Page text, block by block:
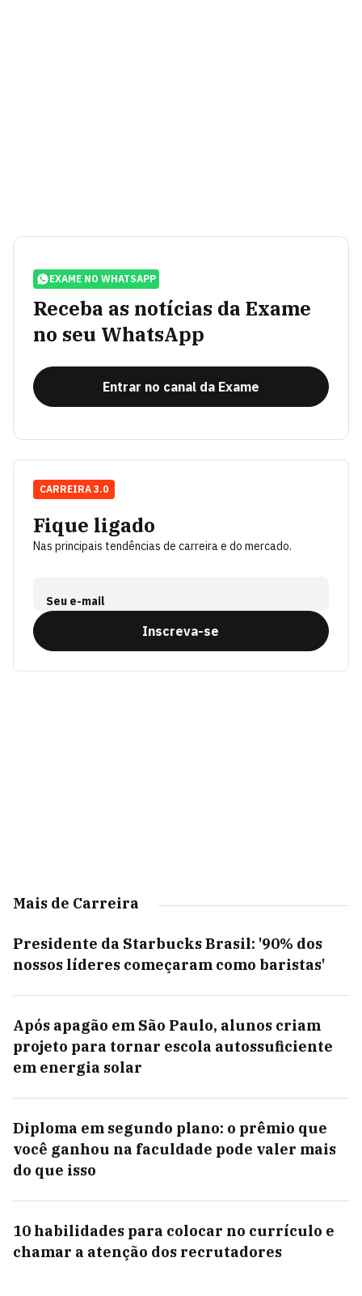
EXAME NO WHATSAPP
Receba as notícias da Exame
no seu WhatsApp
Entrar no canal da Exame
Fique ligado
Nas principais tendências de carreira e do mercado.
Seu e-mail
Inscreva-se
CARREIRA 3.0
Mais de Carreira
Presidente da Starbucks Brasil: '90% dos
nossos líderes começaram como baristas'
Após apagão em São Paulo, alunos criam
projeto para tornar escola autossuficiente
em energia solar
Diploma em segundo plano: o prêmio que
você ganhou na faculdade pode valer mais
do que isso
10 habilidades para colocar no currículo e
chamar a atenção dos recrutadores